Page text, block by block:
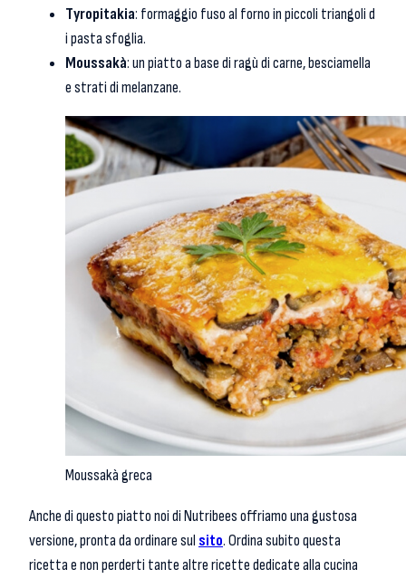
Tyropitakia: formaggio fuso al forno in piccoli triangoli d
i pasta sfoglia.
Moussakà: un piatto a base di ragù di carne, besciamella
e strati di melanzane.
Moussakà greca
Anche di questo piatto noi di Nutribees offriamo una gustosa
versione, pronta da ordinare sul sito. Ordina subito questa
ricetta e non perderti tante altre ricette dedicate alla cucina